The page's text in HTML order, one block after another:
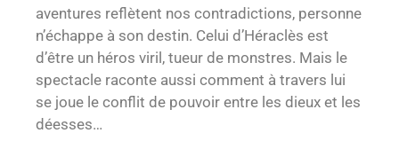
aventures reflètent nos contradictions, personne
n’échappe à son destin. Celui d’Héraclès est
d’être un héros viril, tueur de monstres. Mais le
spectacle raconte aussi comment à travers lui
se joue le conflit de pouvoir entre les dieux et les
déesses…